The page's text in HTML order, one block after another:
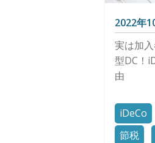
2022年
実は加
型DC！
由
iDeCo
節税